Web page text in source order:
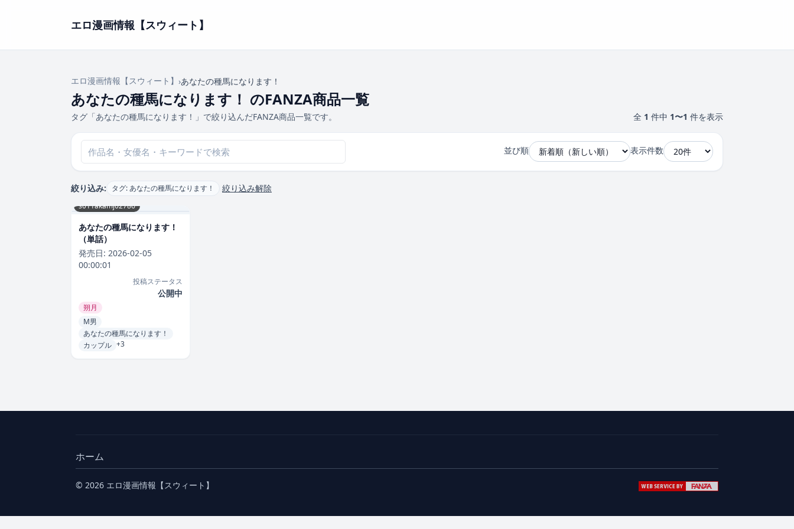
エロ漫画情報【スウィート】
エロ漫画情報【スウィート】 ›あなたの種馬になります！
あなたの種馬になります！ のFANZA商品一覧
タグ「あなたの種馬になります！」で絞り込んだFANZA商品一覧です。 全 1 件中 1〜1 件を表示
並び順 表示件数
絞り込み: タグ: あなたの種馬になります！ 絞り込み解除
s011akamj02786
あなたの種馬になります！
（単話）
発売日: 2026-02-05
00:00:01
投稿ステータス
公開中
朔月
M男
あなたの種馬になります！
カップル +3
ホーム
© 2026 エロ漫画情報【スウィート】